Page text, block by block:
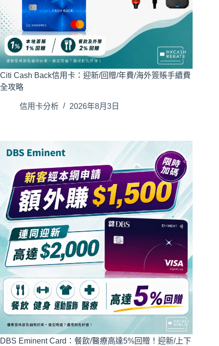
Citi Cash Back信用卡：迎新/回贈/年費/海外簽賬手續費
全攻略
信用卡分析 2026年8月3日
DBS Eminent Card：餐飲/醫療高達5%回贈！迎新/上下